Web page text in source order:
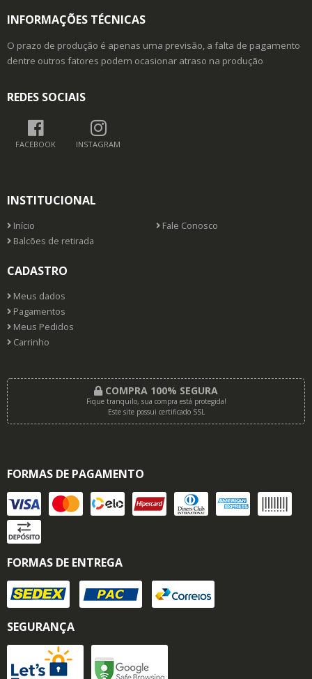
INFORMAÇÕES TÉCNICAS
O prazo de produção é apenas uma previsão, a falta de pagamento
dentre outros fatores podem ocasionar atraso na produção
REDES SOCIAIS
FACEBOOK INSTAGRAM
INSTITUCIONAL
Início
Fale Conosco
Balcões de retirada
CADASTRO
Meus dados
Pagamentos
Meus Pedidos
Carrinho
COMPRA 100% SEGURA
Fique tranquilo, sua compra está protegida!
Este site possui certificado SSL
FORMAS DE PAGAMENTO
FORMAS DE ENTREGA
SEGURANÇA